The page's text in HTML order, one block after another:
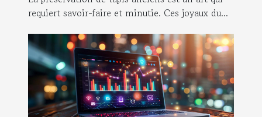
requiert savoir-faire et minutie. Ces joyaux du...